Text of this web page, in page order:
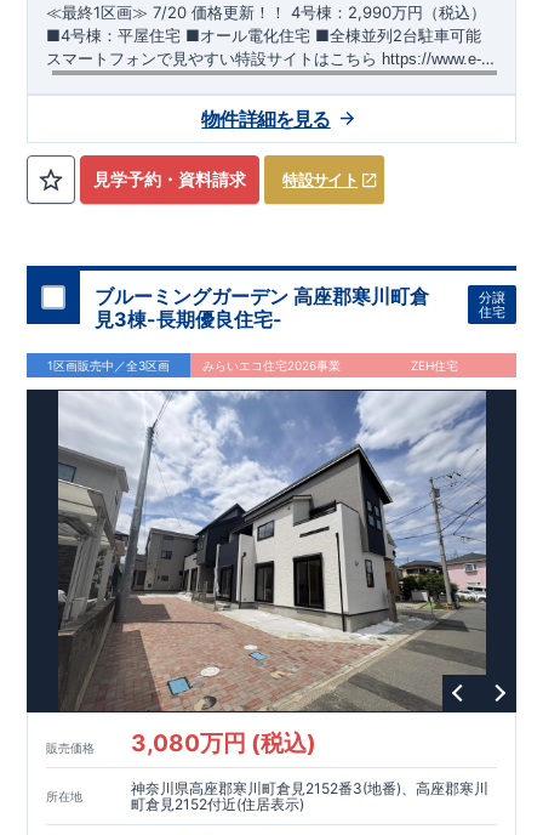
≪最終1区画≫ ​7/20 価格更新！！ ​4号棟：2,990万円（税込）
■4号棟：平屋住宅 ​■オール電化住宅 ​■全棟並列2台駐車可能 ​
スマートフォンで見やすい特設サイトはこちら https://www.e-
blooming.com/bukken/51574032/
【学校】 ​勝山小学校……徒歩5分（約390ｍ） ​第六中学校……徒
歩13分（約1030ｍ）
（地盤編） ​地震に強い家づくり（建物編） 地震に強い家づく
り（制震編）
【ブルーミングガーデンが選ばれる理由】 ​↓ クリックすると
詳細ページが表示されます ​暮らしを豊かにする空間アイデア
外観デザインへのこだわり メンテナンスリフォーム
お問い合わせ​ 027-320-1238​高崎営業所（定休日：火曜日・水
曜日） 営業時間／9：30～18：30​
GOOD DESIGN AWARD2024 ​ 東栄住宅​は、この度2024年度
グッドデザイン賞を3プロジェクト同時受賞いたしました。
木造住宅用制震ダンパー / 東栄セーフティダンパー 地盤改
良工法 / R-Evolve パイル 宅地開発手法 / 簡単に地図から
消せる道
見学予約・資料請求 特設サイト
物件詳細を見る
ブルーミングガーデン 高座郡寒川町倉
見3棟-長期優良住宅-
分譲
住宅
1区画販売中／全3区画 みらいエコ住宅2026事業 ZEH住宅
販売価格 3,080万円 (税込)
所在地
神奈川県高座郡寒川町倉見2152番3(地番)、高座郡寒川
町倉見2152付近(住居表示)